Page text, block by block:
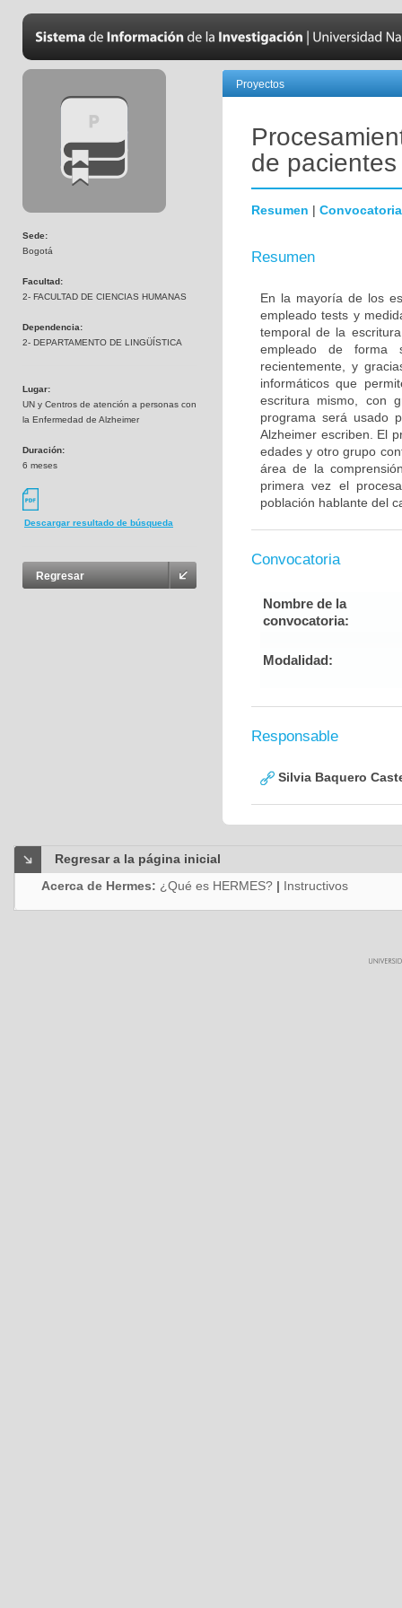
Sede:
Bogotá
Facultad:
2- FACULTAD DE CIENCIAS HUMANAS
Dependencia:
2- DEPARTAMENTO DE LINGÜÍSTICA
Lugar:
UN y Centros de atención a personas con
la Enfermedad de Alzheimer
Duración:
6 meses
Descargar resultado de búsqueda
Regresar
Proyectos
de
Resumen | Convocatoria
Resumen
En la mayoría de los
empleado tests y
temporal de la
empleado de forma
recientemente, y
informáticos que
escritura mismo, con
programa será usado
Alzheimer escriben. El
edades y otro grupo
área de la
primera vez el
población hablante del
Convocatoria
Nombre de la
convocatoria:
Modalidad:
Responsable
Silvia Baquero
Regresar a la página inicial
Acerca de Hermes: ¿Qué es HERMES? | Instructivos